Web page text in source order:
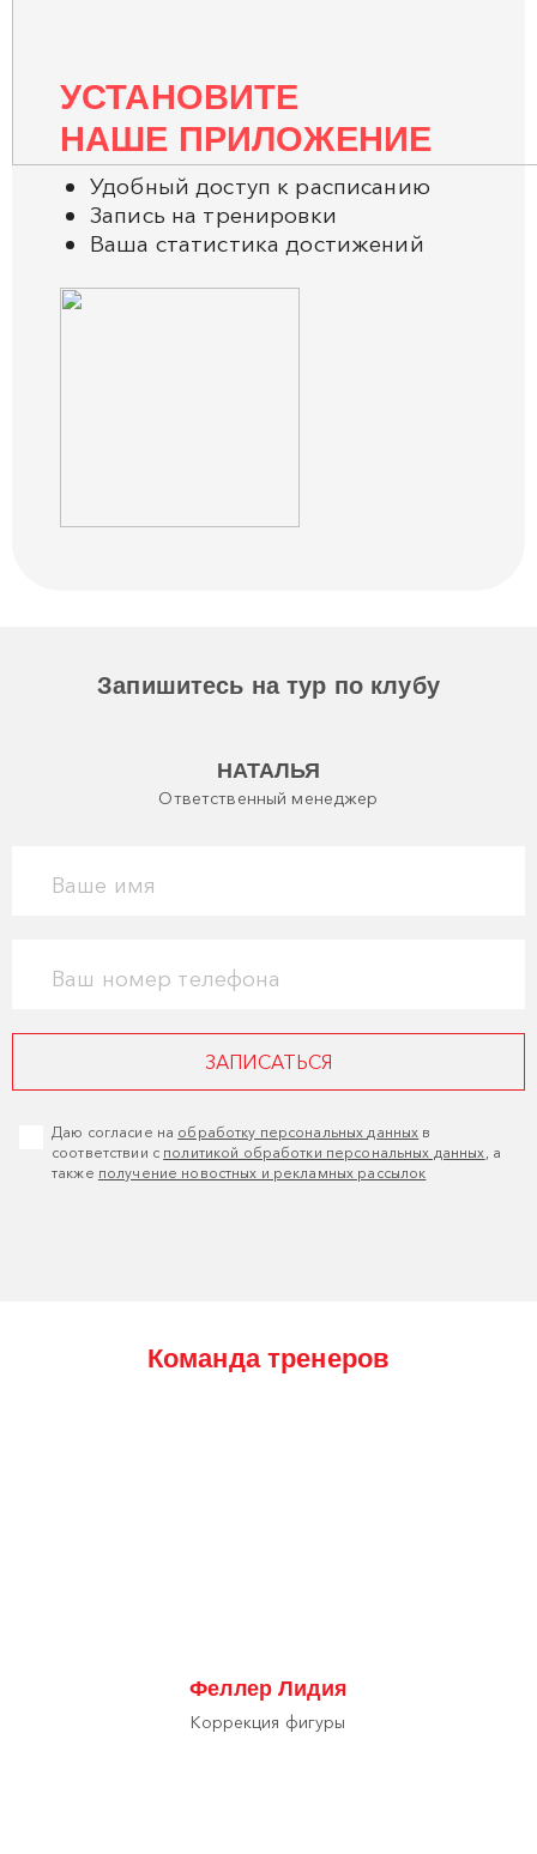
УСТАНОВИТЕ
НАШЕ ПРИЛОЖЕНИЕ
Удобный доступ к расписанию
Запись на тренировки
Ваша статистика достижений
Запишитесь на тур по клубу
НАТАЛЬЯ
Ответственный менеджер
Ваше имя
Ваш номер телефона
ЗАПИСАТЬСЯ
Даю согласие на обработку персональных данных в
соответствии с политикой обработки персональных данных , а
также получение новостных и рекламных рассылок
Команда тренеров
Феллер Лидия
Коррекция фигуры